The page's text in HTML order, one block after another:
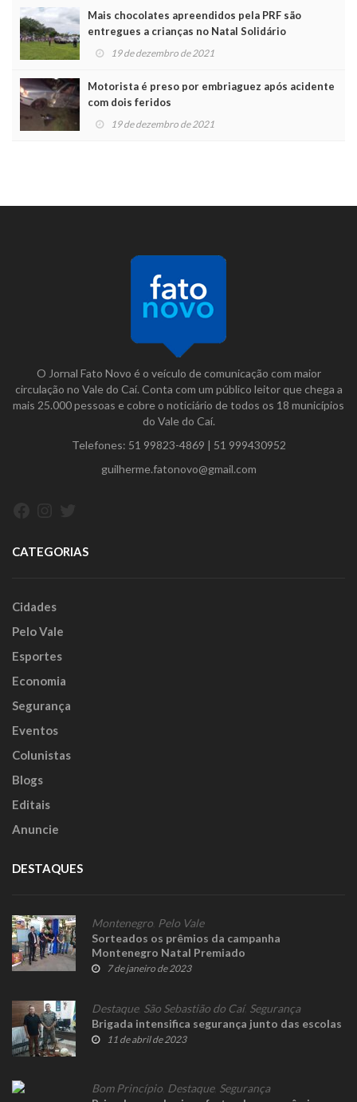
Mais chocolates apreendidos pela PRF são
entregues a crianças no Natal Solidário
19 de dezembro de 2021
Motorista é preso por embriaguez após acidente
com dois feridos
19 de dezembro de 2021
O Jornal Fato Novo é o veículo de comunicação com maior
circulação no Vale do Caí. Conta com um público leitor que chega a
mais 25.000 pessoas e cobre o noticiário de todos os 18 municípios
do Vale do Caí.
Telefones: 51 99823-4869 | 51 999430952
guilherme.fatonovo@gmail.com
CATEGORIAS
Cidades
Pelo Vale
Esportes
Economia
Segurança
Eventos
Colunistas
Blogs
Editais
Anuncie
DESTAQUES
Montenegro Pelo Vale
Sorteados os prêmios da campanha
Montenegro Natal Premiado
7 de janeiro de 2023
Destaque, São Sebastião do Caí, Segurança
Brigada intensifica segurança junto das escolas
11 de abril de 2023
Bom Princípio Destaque, Segurança